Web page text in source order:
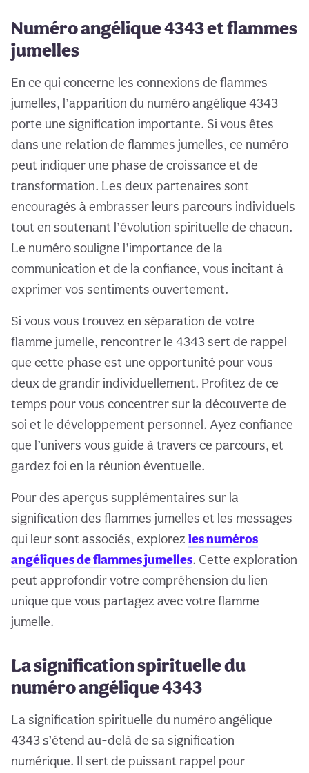
Numéro angélique 4343 et flammes
jumelles
En ce qui concerne les connexions de flammes
jumelles, l’apparition du numéro angélique 4343
porte une signification importante. Si vous êtes
dans une relation de flammes jumelles, ce numéro
peut indiquer une phase de croissance et de
transformation. Les deux partenaires sont
encouragés à embrasser leurs parcours individuels
tout en soutenant l’évolution spirituelle de chacun.
Le numéro souligne l’importance de la
communication et de la confiance, vous incitant à
exprimer vos sentiments ouvertement.
Si vous vous trouvez en séparation de votre
flamme jumelle, rencontrer le 4343 sert de rappel
que cette phase est une opportunité pour vous
deux de grandir individuellement. Profitez de ce
temps pour vous concentrer sur la découverte de
soi et le développement personnel. Ayez confiance
que l’univers vous guide à travers ce parcours, et
gardez foi en la réunion éventuelle.
Pour des aperçus supplémentaires sur la
signification des flammes jumelles et les messages
qui leur sont associés, explorez les numéros
angéliques de flammes jumelles. Cette exploration
peut approfondir votre compréhension du lien
unique que vous partagez avec votre flamme
jumelle.
La signification spirituelle du
numéro angélique 4343
La signification spirituelle du numéro angélique
4343 s’étend au-delà de sa signification
numérique. Il sert de puissant rappel pour